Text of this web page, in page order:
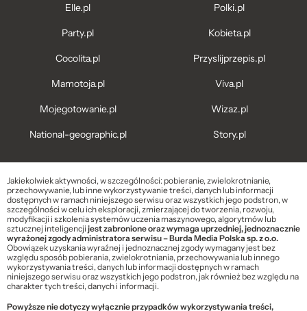
Elle.pl
Party.pl
Cocolita.pl
Mamotoja.pl
Mojegotowanie.pl
National-geographic.pl
Polki.pl
Kobieta.pl
Przyslijprzepis.pl
Viva.pl
Wizaz.pl
Story.pl
Jakiekolwiek aktywności, w szczególności: pobieranie, zwielokrotnianie,
przechowywanie, lub inne wykorzystywanie treści, danych lub informacji
dostępnych w ramach niniejszego serwisu oraz wszystkich jego podstron, w
szczególności w celu ich eksploracji, zmierzającej do tworzenia, rozwoju,
modyfikacji i szkolenia systemów uczenia maszynowego, algorytmów lub
sztucznej inteligencjijest zabronione oraz wymaga uprzedniej, jednoznacznie
wyrażonej zgody administratora serwisu – Burda Media Polska sp. z o.o.
Obowiązek uzyskania wyraźnej i jednoznacznej zgody wymagany jest bez
względu sposób pobierania, zwielokrotniania, przechowywania lub innego
wykorzystywania treści, danych lub informacji dostępnych w ramach
niniejszego serwisu oraz wszystkich jego podstron, jak również bez względu na
charakter tych treści, danych i informacji.
Powyższe nie dotyczy wyłącznie przypadków wykorzystywania treści,